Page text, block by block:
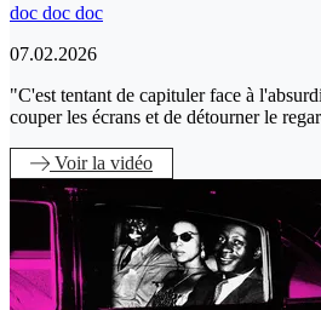
doc doc doc
07.02.2026
"C'est tentant de capituler face à
couper les écrans et de détourner le
Voirla vidéo